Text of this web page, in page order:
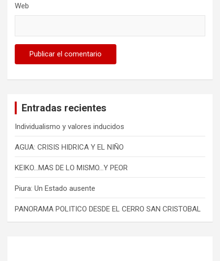
Web
Entradas recientes
Individualismo y valores inducidos
AGUA: CRISIS HIDRICA Y EL NIÑO
KEIKO…MAS DE LO MISMO…Y PEOR
Piura: Un Estado ausente
PANORAMA POLITICO DESDE EL CERRO SAN CRISTOBAL